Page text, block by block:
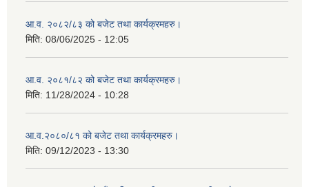
आ.व. २०८२/८३ को बजेट तथा कार्यक्रमहरु।
मिति: 08/06/2025 - 12:05
आ.व. २०८१/८२ को बजेट तथा कार्यक्रमहरु।
मिति: 11/28/2024 - 10:28
आ.व.२०८०/८१ को बजेट तथा कार्यक्रमहरु।
मिति: 09/12/2023 - 13:30